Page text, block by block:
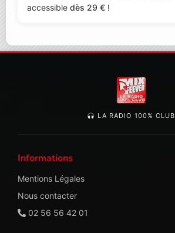
accessible dès 29 € !
LA RADIO 100% CLUB
Informations
Mentions Légales
Nous contacter
02 56 56 42 01